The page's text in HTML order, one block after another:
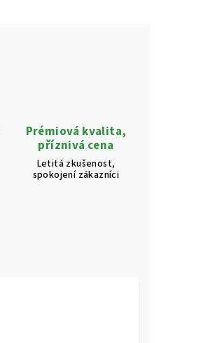
Prémiová kvalita,
příznivá cena
Letitá zkušenost,
spokojení zákazníci